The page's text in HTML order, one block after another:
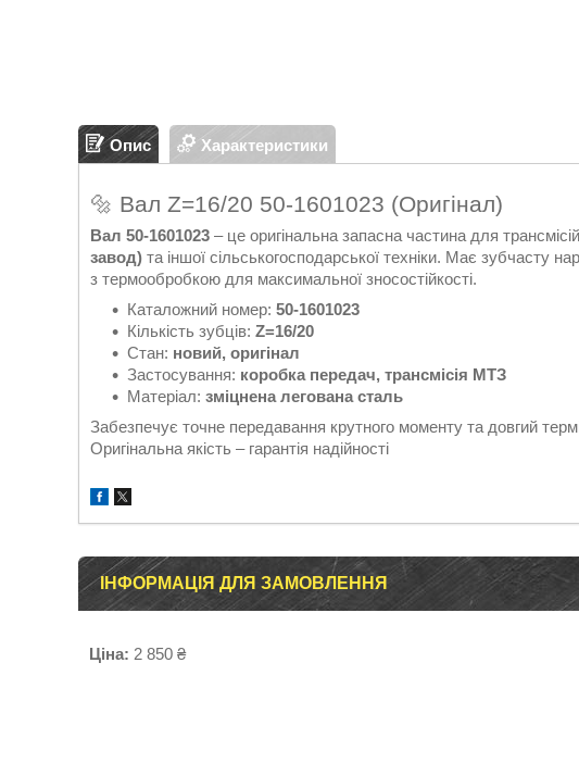
Опис Характеристики
🔩 Вал Z=16/20 50-1601023 (Оригінал)
Вал 50-1601023 – це оригінальна запасна частина для трансмісій
завод) та іншої сільськогосподарської техніки. Має зубчасту
з термообробкою для максимальної зносостійкості.
Каталожний номер: 50-1601023
Кількість зубців: Z=16/20
Стан: новий, оригінал
Застосування: коробка передач, трансмісія МТЗ
Матеріал: зміцнена легована сталь
Забезпечує точне передавання крутного моменту та довгий
Оригінальна якість – гарантія надійності
ІНФОРМАЦІЯ ДЛЯ ЗАМОВЛЕННЯ
Ціна: 2 850 ₴